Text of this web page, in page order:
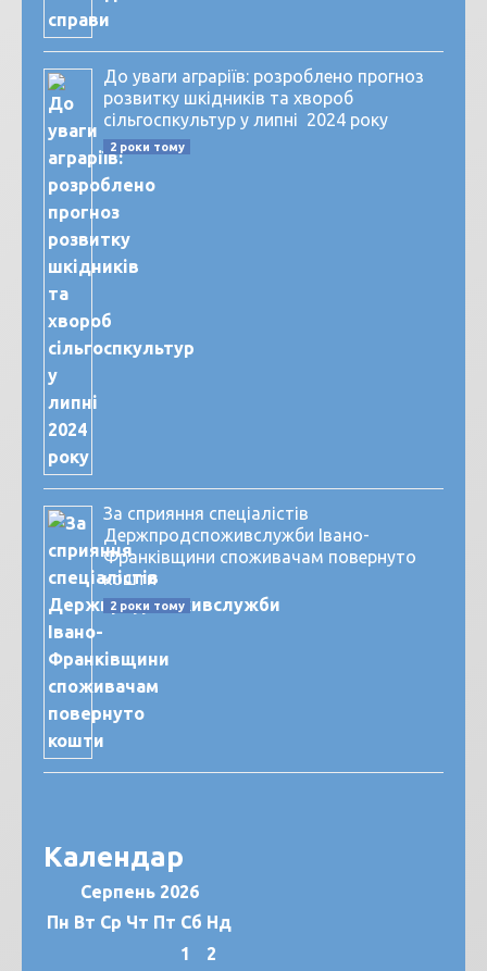
До уваги аграріїв: розроблено прогноз
розвитку шкідників та хвороб
сільгоспкультур у липні 2024 року
2 роки тому
За сприяння спеціалістів
Держпродспоживслужби Івано-
Франківщини споживачам повернуто
кошти
2 роки тому
Календар
Серпень 2026
Пн Вт Ср Чт Пт Сб Нд
1
2